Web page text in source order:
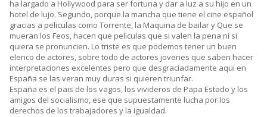
ha largado a Hollywood para ser fortuna y dar a luz a su hijo en un
hotel de lujo. Segundo, porque la mancha que tiene el cine español
gracias a peliculas como Torrente, la Maquina de bailar y Que se
mueran los Feos, hacen que peliculas que si valen la pena ni si
quiera se pronuncien. Lo triste es que podemos tener un buen
elenco de actores, sobre todo de actores jovenes que saben hacer
interpretaciones excelentes pero que desgraciadamente aqui en
España se las veran muy duras si quieren triunfar.
España es el pais de los vagos, los vivideros de Papa Estado y los
amigos del socialismo, ese que supuestamente lucha por los
derechos de los trabajadores y la igualdad.